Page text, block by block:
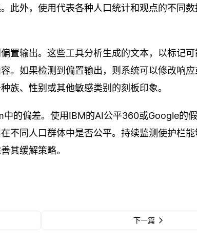
此外，使用代表各种人口统计和观点的不同
置输出。这些工具分析生成的文本，以标记
。如果检测到偏置输出，则系统可以修改响
族、性别或其他敏感类别的刻板印象。
的偏差。使用IBM的AI公平360或Google的
不同人口群体中是否公平。持续监测使护栏
其缓解策略。
下一篇